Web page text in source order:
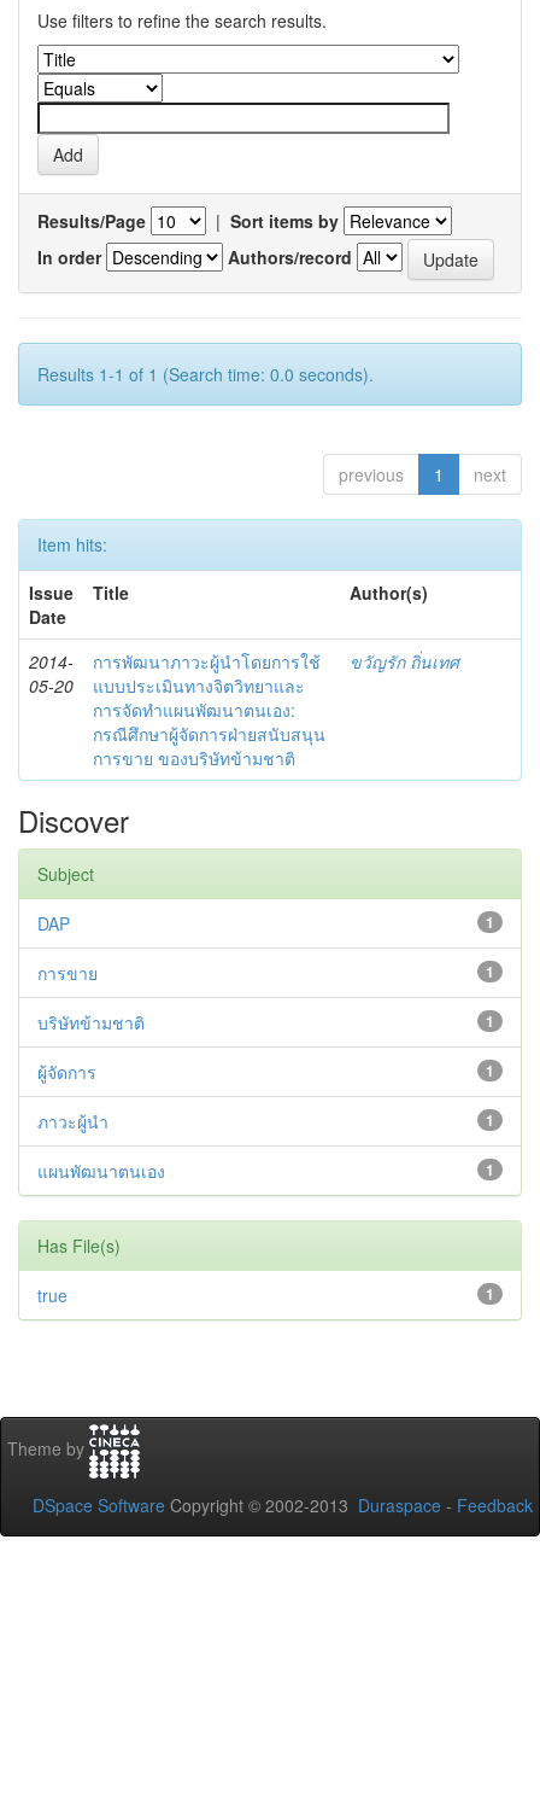
Use filters to refine the search results.
Results/Page | Sort items by
In order
Authors/record
Results 1-1 of 1 (Search time: 0.0 seconds).
previous 1 next
Item hits:
Issue
Date
Title Author(s)
2014-
05-20
การพัฒนาภาวะผู้นำโดยการใช้
แบบประเมินทางจิตวิทยาและ
การจัดทำแผนพัฒนาตนเอง:
กรณีศึกษาผู้จัดการฝ่ายสนับสนุน
การขาย ของบริษัทข้ามชาติ
ขวัญรัก ถิ่นเทศ
Discover
Subject
1
DAP
1
การขาย
1
บริษัทข้ามชาติ
1
ผู้จัดการ
1
ภาวะผู้นำ
1
แผนพัฒนาตนเอง
Has File(s)
1
true
Theme by
DSpace Software Copyright © 2002-2013 Duraspace - Feedback